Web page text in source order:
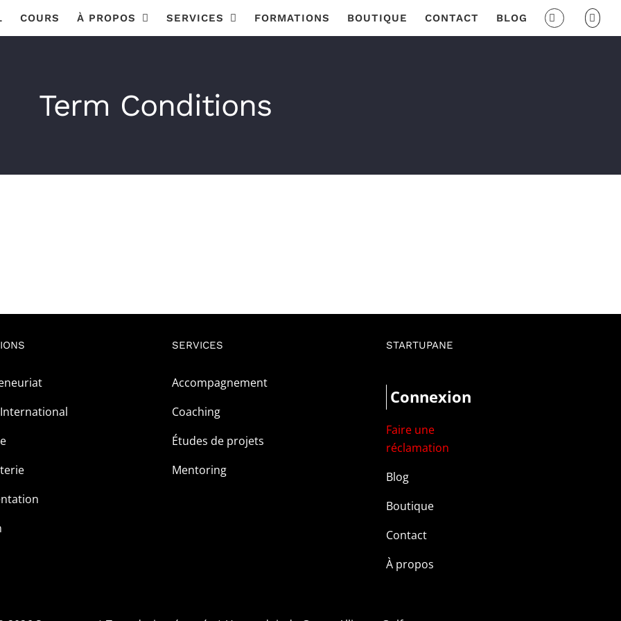
COURS À PROPOS SERVICES FORMATIONS BOUTIQUE CONTACT BLOG
Term Conditions
SERVICES
Accompagnement
Coaching
Études de projets
Mentoring
STARTUPANE
Connexion
Faire une
réclamation
Blog
Boutique
Contact
À propos